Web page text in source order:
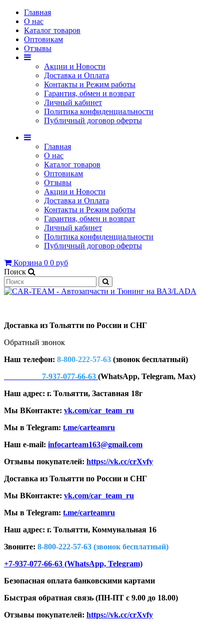
Главная
О нас
Каталог товаров
Оптовикам
Отзывы
Акции и Новости
Доставка и Оплата
Контакты и Режим работы
Гарантия, обмен и возврат
Личный кабинет
Политика конфиденциальности
Публичный договор оферты
Главная
О нас
Каталог товаров
Оптовикам
Отзывы
Акции и Новости
Доставка и Оплата
Контакты и Режим работы
Гарантия, обмен и возврат
Личный кабинет
Политика конфиденциальности
Публичный договор оферты
Корзина 0 0 руб
Поиск
Доставка из Тольятти по России и СНГ
Обратный звонок
Наш телефон: 8-800-222-57-63 (звонок бесплатный)
7-937-077-66-63 (WhatsApp, Telegram, Max)
Наш адрес: г. Тольятти, Заставная 18г
Мы ВКонтакте: vk.com/car_team_ru
Мы в Telegram: t.me/carteamru
Наш e-mail: infocarteam163@gmail.com
Отзывы покупателей: https://vk.cc/crXvfy
Доставка из Тольятти по России и СНГ
Мы ВКонтакте: vk.com/car_team_ru
Мы в Telegram: t.me/carteamru
Наш адрес: г. Тольятти, Коммунальная 16
Звоните: 8-800-222-57-63 (звонок бесплатный)
+7-937-077-66-63 (WhatsApp, Telegram)
Безопасная оплата банковскими картами
Быстрая обратная связь (ПН-ПТ с 9.00 до 18.00)
Отзывы покупателей: https://vk.cc/crXvfy